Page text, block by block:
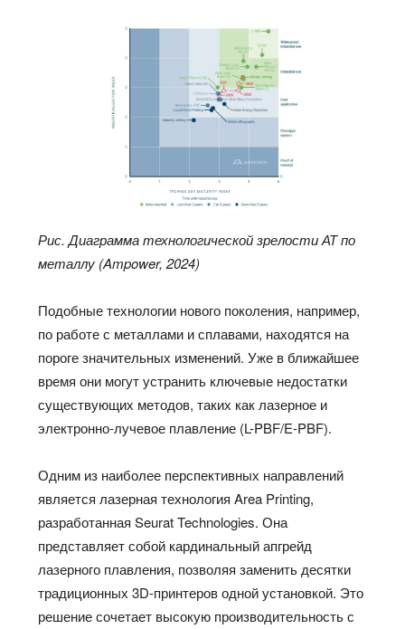
Рис. Диаграмма технологической зрелости АТ по
металлу (Ampower, 2024)
Подобные технологии нового поколения, например,
по работе с металлами и сплавами, находятся на
пороге значительных изменений. Уже в ближайшее
время они могут устранить ключевые недостатки
существующих методов, таких как лазерное и
электронно-лучевое плавление (L-PBF/E-PBF).
Одним из наиболее перспективных направлений
является лазерная технология Area Printing,
разработанная Seurat Technologies. Она
представляет собой кардинальный апгрейд
лазерного плавления, позволяя заменить десятки
традиционных 3D-принтеров одной установкой. Это
решение сочетает высокую производительность с